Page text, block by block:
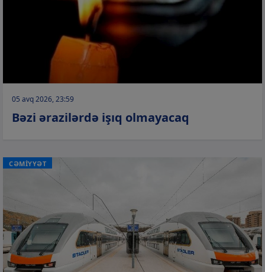
05 avq 2026, 23:59
Bəzi ərazilərdə işıq olmayacaq
CƏMİYYƏT